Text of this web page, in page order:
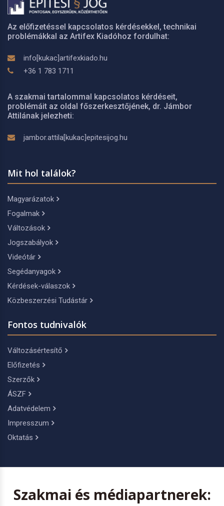
Az előfizetéssel kapcsolatos kérdésekkel, technikai
problémákkal az Artifex Kiadóhoz fordulhat:
info[kukac]artifexkiado.hu
+36 1 783 1711
A szakmai tartalommal kapcsolatos kérdéseit,
problémáit az oldal főszerkesztőjének, dr. Jámbor
Attilának jelezheti:
jambor.attila[kukac]epitesijog.hu
Mit hol találok?
Magyarázatok
Fogalmak
Változások
Jogszabályok
Videótár
Segédanyagok
Kérdések-válaszok
Közbeszerzési Tudástár
Fontos tudnivalók
Változásértesítő
Előfizetés
Szerzők
ÁSZF
Adatvédelem
Impresszum
Oktatás
Szakmai és médiapartnerek: